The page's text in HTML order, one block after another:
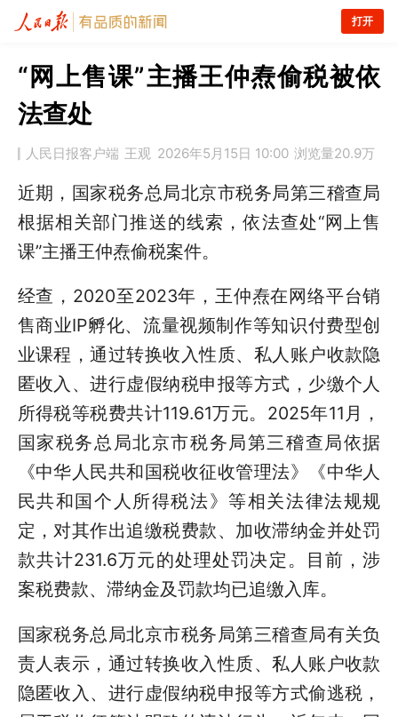
打开
“网上售课”主播王仲焘偷税被依
法查处
人民日报客户端 王观 2026年5月15日 10:00 浏览量20.9万
近期，国家税务总局北京市税务局第三稽查局
根据相关部门推送的线索，依法查处“网上售
课”主播王仲焘偷税案件。
经查，2020至2023年，王仲焘在网络平台销
售商业IP孵化、流量视频制作等知识付费型创
业课程，通过转换收入性质、私人账户收款隐
匿收入、进行虚假纳税申报等方式，少缴个人
所得税等税费共计119.61万元。2025年11月，
国家税务总局北京市税务局第三稽查局依据
《中华人民共和国税收征收管理法》《中华人
民共和国个人所得税法》等相关法律法规规
定，对其作出追缴税费款、加收滞纳金并处罚
款共计231.6万元的处理处罚决定。目前，涉
案税费款、滞纳金及罚款均已追缴入库。
国家税务总局北京市税务局第三稽查局有关负
责人表示，通过转换收入性质、私人账户收款
隐匿收入、进行虚假纳税申报等方式偷逃税，